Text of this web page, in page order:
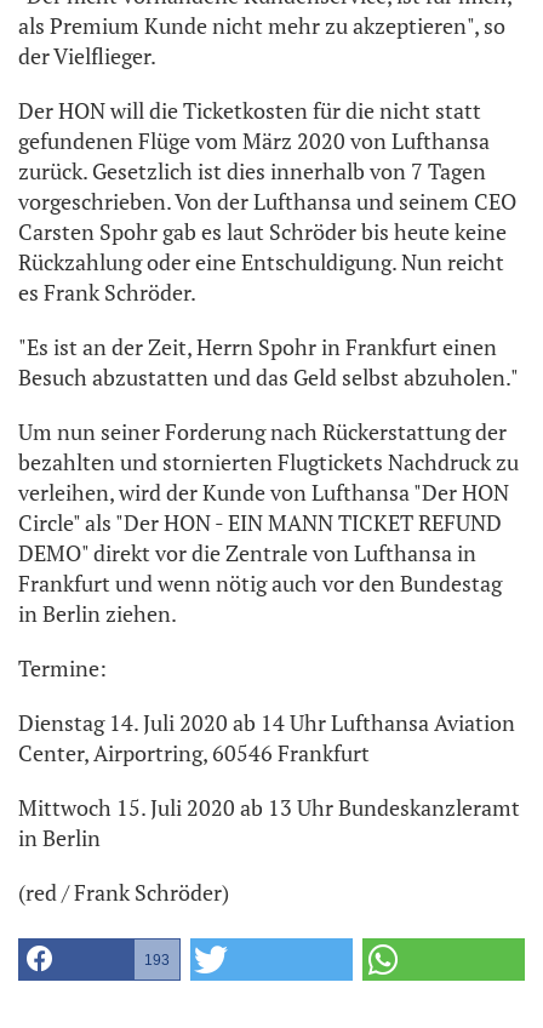
als Premium Kunde nicht mehr zu akzeptieren", so
der Vielflieger.
Der HON will die Ticketkosten für die nicht statt
gefundenen Flüge vom März 2020 von Lufthansa
zurück. Gesetzlich ist dies innerhalb von 7 Tagen
vorgeschrieben. Von der Lufthansa und seinem CEO
Carsten Spohr gab es laut Schröder bis heute keine
Rückzahlung oder eine Entschuldigung. Nun reicht
es Frank Schröder.
"Es ist an der Zeit, Herrn Spohr in Frankfurt einen
Besuch abzustatten und das Geld selbst abzuholen."
Um nun seiner Forderung nach Rückerstattung der
bezahlten und stornierten Flugtickets Nachdruck zu
verleihen, wird der Kunde von Lufthansa "Der HON
Circle" als "Der HON - EIN MANN TICKET REFUND
DEMO" direkt vor die Zentrale von Lufthansa in
Frankfurt und wenn nötig auch vor den Bundestag
in Berlin ziehen.
Termine:
Dienstag 14. Juli 2020 ab 14 Uhr Lufthansa Aviation
Center, Airportring, 60546 Frankfurt
Mittwoch 15. Juli 2020 ab 13 Uhr Bundeskanzleramt
in Berlin
(red / Frank Schröder)
193